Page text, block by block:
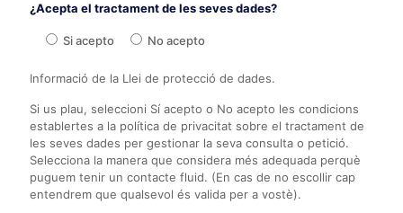
¿Acepta el tractament de les seves dades?
Si acepto No acepto
Informació de la Llei de protecció de dades.
Si us plau, seleccioni Sí acepto o No acepto les condicions
establertes a la política de privacitat sobre el tractament de
les seves dades per gestionar la seva consulta o petició.
Selecciona la manera que considera més adequada perquè
puguem tenir un contacte fluid. (En cas de no escollir cap
entendrem que qualsevol és valida per a vostè).